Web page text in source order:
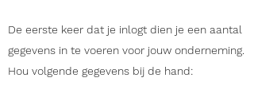
De eerste keer dat je inlogt dien je een aantal
gegevens in te voeren voor jouw onderneming.
Hou volgende gegevens bij de hand: